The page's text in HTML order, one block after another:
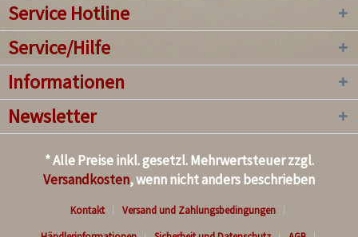
Service Hotline
Service/Hilfe
Informationen
Newsletter
* Alle Preise inkl. gesetzl. Mehrwertsteuer zzgl.
Versandkosten, wenn nicht anders beschrieben
Kontakt
Versand und Zahlungsbedingungen